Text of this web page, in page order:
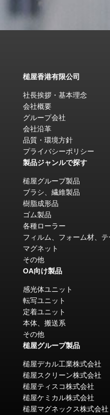
槌屋香港有限公司
社長挨拶・基本理念
会社概要
グループ会社
会社沿革
品質・環境方針
プライバシーポリシー
製品ジャンルで探す
槌屋グループ製品
ブラシ、繊維製品
樹脂成形品
ゴム製品
各種ローラー
フィルム、フォーム材、
マグネット
その他
OA向け製品
感光体ユニット
転写ユニット
定着ユニット
本体、搬送系
その他
槌屋グループ製品
槌屋デカル工業株式会社
槌屋スクリーン株式会社
槌屋ティスコ株式会社
槌屋ケミカル株式会社
槌屋マグネックス株式会社